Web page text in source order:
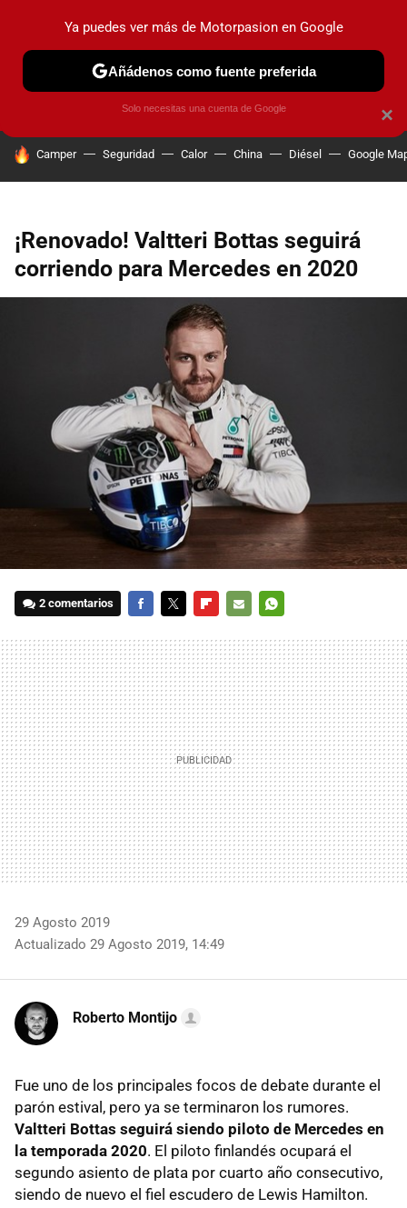
PRUEBAS COCHES ELÉCTRICOS OBSERVATORIO
HOY SE HABLA DE
Camper Seguridad Calor China Diésel Google
¡Renovado! Valtteri Bottas seguirá
corriendo para Mercedes en 2020
2 comentarios
MAIL
29 Agosto 2019
Actualizado 29 Agosto 2019, 14:49
Roberto Montijo
Fue uno de los principales focos de debate durante el
parón estival, pero ya se terminaron los rumores.
Valtteri Bottas seguirá siendo piloto de Mercedes en
la temporada 2020. El piloto finlandés ocupará el
segundo asiento de plata por cuarto año consecutivo,
siendo de nuevo el fiel escudero de Lewis Hamilton.
×
Ya puedes ver más de Motorpasion en Google
Añádenos como fuente preferida
Solo necesitas una cuenta de Google